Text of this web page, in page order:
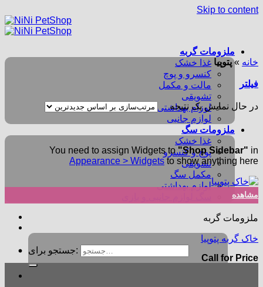
Skip to content
ملزومات گربه
غذا خشک
کنسرو و پوچ
مالت و مکمل
تشویقی
لوزام بهداشتی
لوازم جانبی
ملزومات سگ
غذا خشک
پوچ و کنسرو
تشویقی
مکمل سگ
لوازم بهداشتی
جستجو برای:
خانه » پتوپیا
فیلتر
در حال نمایش یک نتیجه
You need to assign Widgets to"Shop Sidebar" in
Appearance > Widgetsto show anything here
مشاهده
ملزومات گربه
خاک گربه پتوپیا
Call for Price